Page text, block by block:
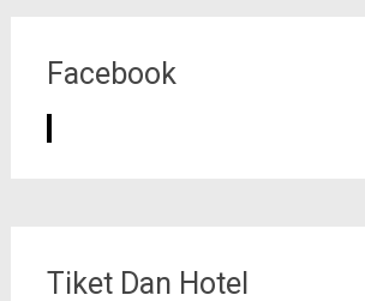
Facebook
Tiket Dan Hotel